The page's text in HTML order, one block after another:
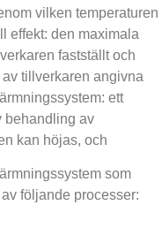
vilken temperaturen
effekt: den maximala
fastställt och
tillverkaren angivna
ett
behandling av
kan höjas, och
som
följande processer: